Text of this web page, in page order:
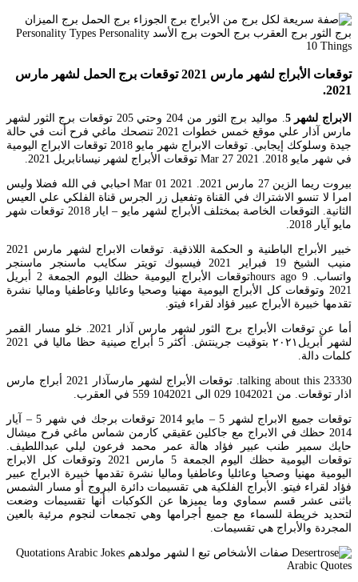
توقعات الأبراج لشهر مارس 2021 توقعات برج الحمل لشهر مارس
2021.
الابراج لشهر 5
. مواليد برج الثور من 204 وحتي 205 توقعات برج الثور لشهر
مارس آذار علي موقع خمس خطوات 2021 تنصحك ماغي فرح أنت في حالة
جيدة وسلوكك إيجابي. توقعات الابراج شهر مايو 2018 توقعات الابراج اليومية
في شهر مايو 2018. Mar 27 2021 توقعات الأبراج لشهر نيسانابريل 2021.
بيروت ريما الزين 27 مارس 2021. Mar 01 2021 احبابي في الله فضلا وليس
امرا لا تنسو الاشتراك في القناة وتفعيل زر الجرس قناة الفلكي علي العيس
الثانية. التوقعات الخاصة بمختلف الأبراج لشهر مايو – ايار 2018 توقعات شهر
مايو آيار 2018.
خبير الأبراج الباطنية و الحكمة اللاذقية. توقعات الابراج لشهر مارس 2021
منيب الشيخ 19 فبراير 2021 فيسبوك تويتر سكايب ماسنجر ماسنجر
واتساب. 9 hours agoتوقعات الأبراج اليومية حظك اليوم الجمعة 2 أبريل
2021 وتوقعات كل الأبراج اليومية مهنيا وصحيا وعائليا وعاطفيا وماليا نشرة
تقدمها خبيرة الأبراج عبير فؤاد لقراء فيتو.
أما عن توقعات الأبراج برج الثور لشهر مارس آذار 2021. خلو مسار القمر
لشهر آبريل٢٠٢١ بتوقيت جرينتش. أكثر 5 أبراج صينية حظا ماليا في 2021
كلمات دالة.
23330 talking about this. توقعات الأبراج لشهر مارسآذار 2021 أبراج مارس
اذار توقعات. من 1042021 029 الى 1042021 559 في العقرب.
توقعات جميع الابراج لشهر 5 – مايو 2014 توقعات برجك في شهر 5 – آيار
2014 حظك في الابراج مع جاكلين عقيقي كارمن شماس ماغي فرح ميشال
حايك سمير طنب عبير فؤاد هالة عمر محمد فرعون ليلي عبداللطيف.
توقعات اليومية حظك اليوم الجمعة 5 مارس 2021 وتوقعات كل الابراج
اليومية مهنيا وصحيا وعائليا وعاطفيا وماليا نشرة تقدمها خبيرة الابراج عبير
فؤاد لقراء فيتو. الأبراج الفلكية هي تقسيمات دائرة البروج أو مسار الشمس
باثنی عشر قسم سماوي وما يميزها عن الكوكبات أنها تقسيمات وضعت
لتحديد خريطة للسماء مع جميع أجرامها وهي تجمعات لنجوم مرئية بالعين
المجردة والأبراج هي تقسیمات.